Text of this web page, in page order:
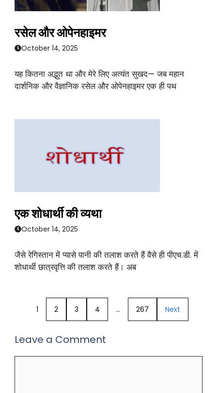
रसेल और ओपेनहाइमर
October 14, 2025
यह कितना अद्भुत था और मेरे लिए अत्यंत सुखद— जब महान
दार्शनिक और वैज्ञानिक रसेल और ओपेनहाइमर एक ही पथ
एक शोधार्थी की व्यथा
October 14, 2025
जैसे रेगिस्तान में प्यासे पानी की तलाश करते हैं वैसे ही पीएच.डी. में
शोधार्थी छात्रवृत्ति की तलाश करते हैं। अब
1 2 3 4 … 267 Next
Leave a Comment